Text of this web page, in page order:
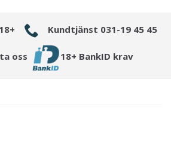
Kundtjänst 031-19 45 45
oss 18+ BankID krav